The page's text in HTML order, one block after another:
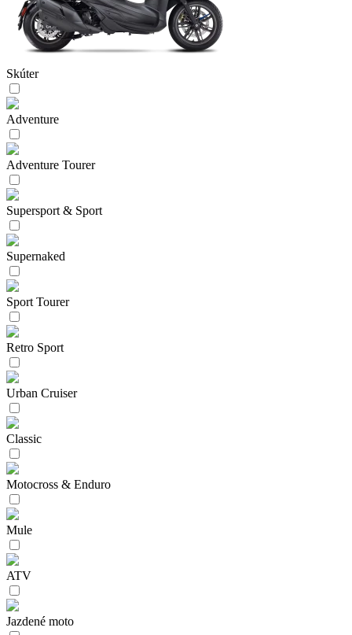
Skúter
Adventure
Adventure Tourer
Supersport & Sport
Supernaked
Sport Tourer
Retro Sport
Urban Cruiser
Classic
Motocross & Enduro
Mule
ATV
Jazdené moto